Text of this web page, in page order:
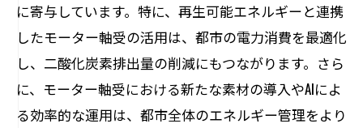
に寄与しています。特に、再生可能エネルギーと連携
したモーター軸受の活用は、都市の電力消費を最適化
し、二酸化炭素排出量の削減にもつながります。さら
に、モーター軸受における新たな素材の導入やAIによ
る効率的な運用は、都市全体のエネルギー管理をより